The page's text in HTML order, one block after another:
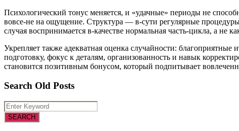
Психологический тонус меняется, и «удачные» периоды не
вовсе-не на ощущение. Структура — в-сути регулярные
случая воспринимается в-качестве нормальная часть-цикла, а не
Укрепляет также адекватная оценка случайности: благоприятные
подготовку, фокус к деталям, организованность и навык
становится позитивным бонусом, который подпитывает
Search Old Posts